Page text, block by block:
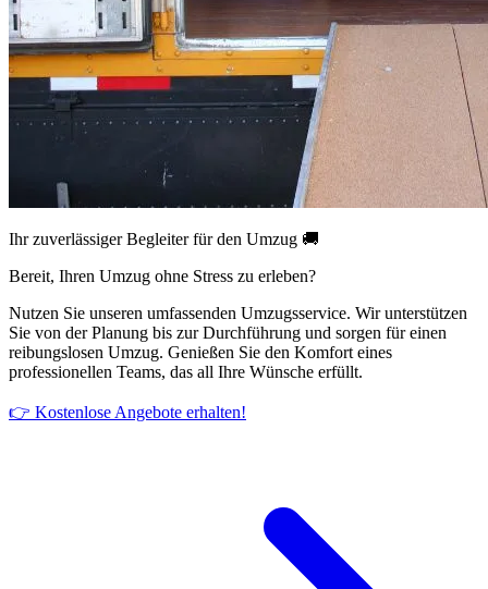
Ihr zuverlässiger Begleiter für den Umzug 🚚
Bereit, Ihren Umzug ohne Stress zu erleben?
Nutzen Sie unseren umfassenden Umzugsservice. Wir unterstützen
Sie von der Planung bis zur Durchführung und sorgen für einen
reibungslosen Umzug. Genießen Sie den Komfort eines
professionellen Teams, das all Ihre Wünsche erfüllt.
👉 Kostenlose Angebote erhalten!